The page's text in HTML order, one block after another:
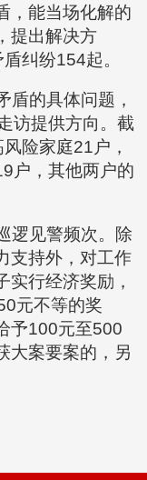
，能当场化解的
提出解决方
纠纷154起。
盾的具体问题，
访提供方向。截
险家庭21户，
户，其他两户的
逻见警频次。除
支持外，对工作
实行经济奖励，
元不等的奖
予100元至500
大案要案的，另